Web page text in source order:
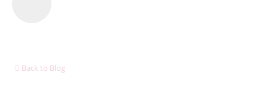
Back to Blog6. januára 2026